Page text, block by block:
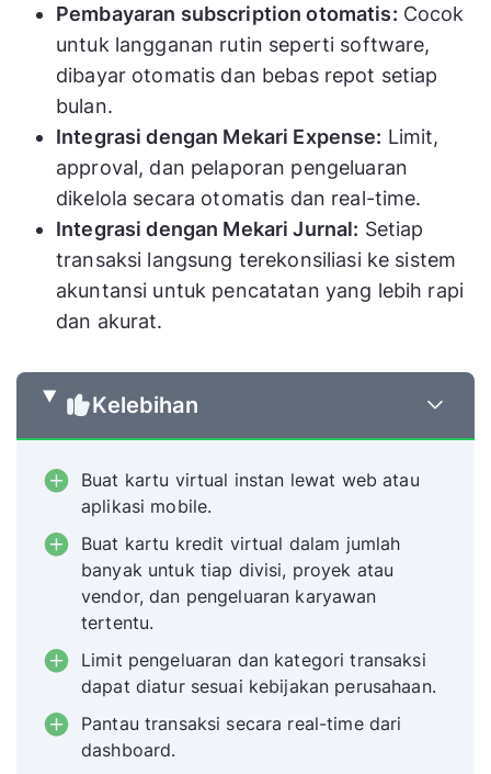
Pembayaran subscription otomatis: Cocok
untuk langganan rutin seperti software,
dibayar otomatis dan bebas repot setiap
bulan.
Integrasi dengan Mekari Expense: Limit,
approval, dan pelaporan pengeluaran
dikelola secara otomatis dan real-time.
Integrasi dengan Mekari Jurnal: Setiap
transaksi langsung terekonsiliasi ke sistem
akuntansi untuk pencatatan yang lebih rapi
dan akurat.
Kelebihan
Buat kartu virtual instan lewat web atau
aplikasi mobile.
Buat kartu kredit virtual dalam jumlah
banyak untuk tiap divisi, proyek atau
vendor, dan pengeluaran karyawan
tertentu.
Limit pengeluaran dan kategori transaksi
dapat diatur sesuai kebijakan perusahaan.
Pantau transaksi secara real-time dari
dashboard.